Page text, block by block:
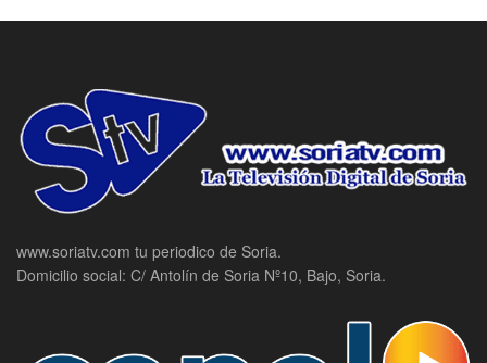
www.soriatv.com tu periodico de Soria.
Domicilio social: C/ Antolín de Soria Nº10, Bajo, Soria.